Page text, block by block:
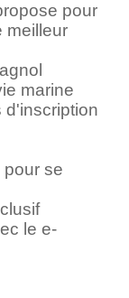
pour
meilleur
marine
d'inscription
se
le e-